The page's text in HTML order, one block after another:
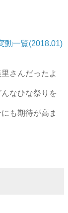
動一覧(2018.01)
さんだったよ
なひな祭りを
も期待が高ま